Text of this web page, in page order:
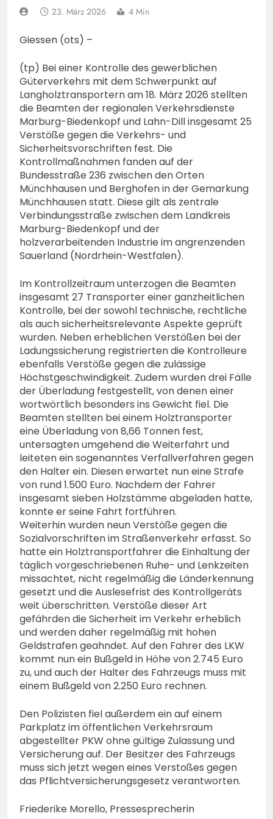
gesucht!; Mercedes
5. August 2026
23. März 2026 4 Min
Giessen (ots) –
(tp) Bei einer Kontrolle des gewerblichen
Güterverkehrs mit dem Schwerpunkt auf
Langholztransportern am 18. März 2026 stellten
die Beamten der regionalen Verkehrsdienste
Marburg-Biedenkopf und Lahn-Dill insgesamt 25
Verstöße gegen die Verkehrs- und
Sicherheitsvorschriften fest. Die
Kontrollmaßnahmen fanden auf der
Bundesstraße 236 zwischen den Orten
Münchhausen und Berghofen in der Gemarkung
Münchhausen statt. Diese gilt als zentrale
Verbindungsstraße zwischen dem Landkreis
Marburg-Biedenkopf und der
holzverarbeitenden Industrie im angrenzenden
Sauerland (Nordrhein-Westfalen).
Im Kontrollzeitraum unterzogen die Beamten
insgesamt 27 Transporter einer ganzheitlichen
Kontrolle, bei der sowohl technische, rechtliche
als auch sicherheitsrelevante Aspekte geprüft
wurden. Neben erheblichen Verstößen bei der
Ladungssicherung registrierten die Kontrolleure
ebenfalls Verstöße gegen die zulässige
Höchstgeschwindigkeit. Zudem wurden drei Fälle
der Überladung festgestellt, von denen einer
wortwörtlich besonders ins Gewicht fiel. Die
Beamten stellten bei einem Holztransporter
eine Überladung von 8,66 Tonnen fest,
untersagten umgehend die Weiterfahrt und
leiteten ein sogenanntes Verfallverfahren gegen
den Halter ein. Diesen erwartet nun eine Strafe
von rund 1.500 Euro. Nachdem der Fahrer
insgesamt sieben Holzstämme abgeladen hatte,
konnte er seine Fahrt fortführen.
Weiterhin wurden neun Verstöße gegen die
Sozialvorschriften im Straßenverkehr erfasst. So
hatte ein Holztransportfahrer die Einhaltung der
täglich vorgeschriebenen Ruhe- und Lenkzeiten
missachtet, nicht regelmäßig die Länderkennung
gesetzt und die Auslesefrist des Kontrollgeräts
weit überschritten. Verstöße dieser Art
gefährden die Sicherheit im Verkehr erheblich
und werden daher regelmäßig mit hohen
Geldstrafen geahndet. Auf den Fahrer des LKW
kommt nun ein Bußgeld in Höhe von 2.745 Euro
zu, und auch der Halter des Fahrzeugs muss mit
einem Bußgeld von 2.250 Euro rechnen.
Den Polizisten fiel außerdem ein auf einem
Parkplatz im öffentlichen Verkehrsraum
abgestellter PKW ohne gültige Zulassung und
Versicherung auf. Der Besitzer des Fahrzeugs
muss sich jetzt wegen eines Verstoßes gegen
das Pflichtversicherungsgesetz verantworten.
Friederike Morello, Pressesprecherin